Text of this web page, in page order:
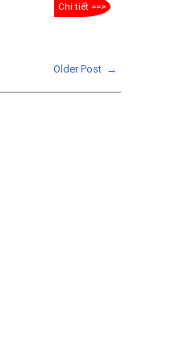
Chi tiết ==>
Older Post →